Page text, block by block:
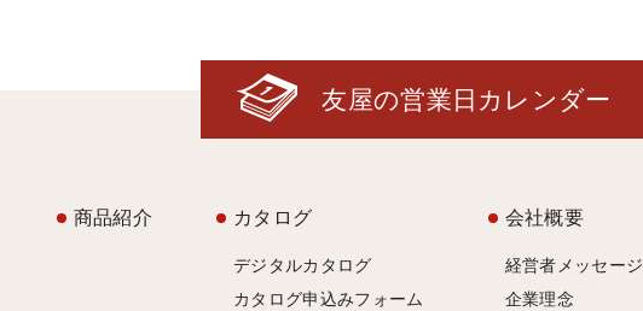
友屋の営業日カレンダー
商品紹介 カタログ
デジタルカタログ
カタログ申込みフォーム
会社概要
経営者メッセージ
企業理念